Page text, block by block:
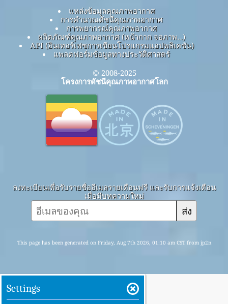
แหล่งข้อมูลคุณภาพอากาศ
การคำนวณดัชนีคุณภาพอากาศ
การพยากรณ์คุณภาพอากาศ
ผลิตภัณฑ์คุณภาพอากาศ (หน้ากาก จอภาพ…)
API (อินเทอร์เฟซการเขียนโปรแกรมแอปพลิเคชัน)
แพลตฟอร์มข้อมูลทางประวัติศาสตร์
© 2008-2025
โครงการดัชนีคุณภาพอากาศโลก
ลงทะเบียนเพื่อรับรายชื่ออีเมลรายเดือนฟรี และรับการแจ้งเตือน
เมื่อมีบทความใหม่
ส่ง
This page has been generated on Friday, Aug 7th 2026, 01:10 am CST from jp2n
Settings